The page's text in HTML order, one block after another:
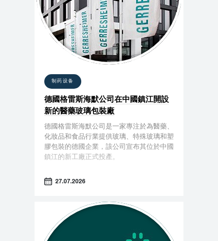
制药设备
德國格雷斯海默公司在中國鎮江開設
新的醫藥玻璃包裝廠
德國格雷斯海默公司是一家專注於為醫藥、
化妝品和食品行業提供玻璃、特殊玻璃和塑
膠包裝的德國企業，該公司宣布其位於中國
鎮江的新工廠正式投產。
27.07.2026